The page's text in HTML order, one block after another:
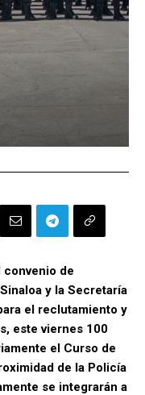
convenio de
y la Secretaría
el reclutamiento y
este viernes 100
el Curso de
de la Policía
se integrarán a